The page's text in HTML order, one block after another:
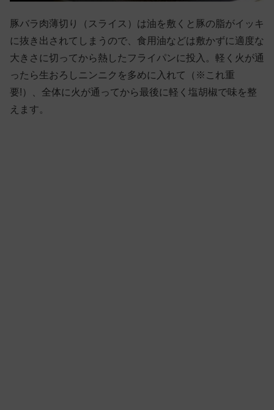
豚バラ肉薄切り（スライス）は油を敷くと豚の脂がイッキ
に抜き出されてしまうので、食用油などは敷かずに適度な
大きさに切ってから熱したフライパンに投入。軽く火が通
ったら生おろしニンニクを多めに入れて（※これ重
要!）、全体に火が通ってから最後に軽く塩胡椒で味を整
えます。